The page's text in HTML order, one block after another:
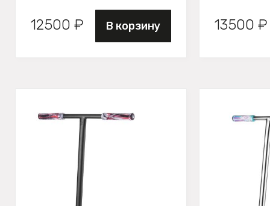
12500 ₽ В корзину 13500 ₽